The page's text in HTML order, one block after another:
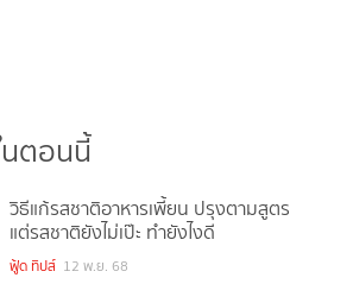
ตอนนี้
วิธีแก้รสชาติอาหารเพี้ยน ปรุงตามสูตร
แต่รสชาติยังไม่เป๊ะ ทำยังไงดี
ฟู้ด ทิปส์ 12 พ.ย. 68